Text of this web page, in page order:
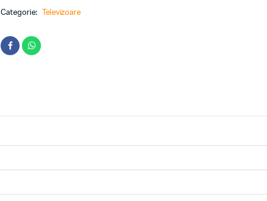
Categorie: Televizoare